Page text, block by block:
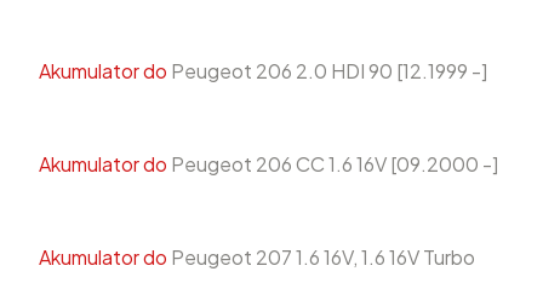
Akumulator do Peugeot 206 2.0 HDI 90 [12.1999 -]
Akumulator do Peugeot 206 CC 1.6 16V [09.2000 -]
Akumulator do Peugeot 207 1.6 16V, 1.6 16V Turbo